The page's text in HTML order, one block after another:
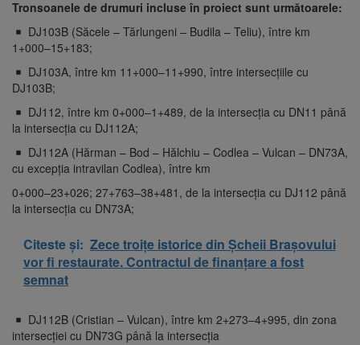
Tronsoanele de drumuri incluse în proiect sunt următoarele:
DJ103B (Săcele – Tărlungeni – Budila – Teliu), între km
1+000–15+183;
DJ103A, între km 11+000–11+990, între intersecţiile cu
DJ103B;
DJ112, între km 0+000–1+489, de la intersecţia cu DN11 până
la intersecţia cu DJ112A;
DJ112A (Hărman – Bod – Hălchiu – Codlea – Vulcan – DN73A,
cu excepția intravilan Codlea), între km
0+000–23+026; 27+763–38+481, de la intersecţia cu DJ112 până
la intersecţia cu DN73A;
Citeste și: Zece troițe istorice din Șcheii Brașovului
vor fi restaurate. Contractul de finanțare a fost
semnat
DJ112B (Cristian – Vulcan), între km 2+273–4+995, din zona
intersecţiei cu DN73G până la intersecţia